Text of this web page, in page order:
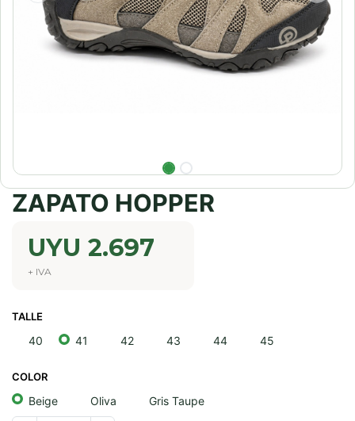
ZAPATO HOPPER
UYU 2.697
+ IVA
TALLE
40 41 42 43 44 45
COLOR
Beige Oliva Gris Taupe